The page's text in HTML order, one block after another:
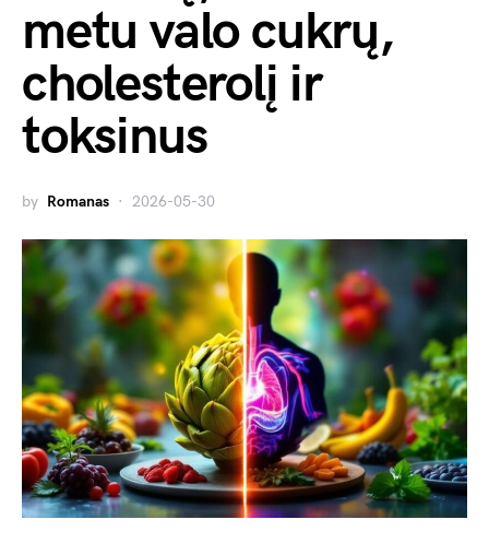
metu valo cukrų,
cholesterolį ir
toksinus
by Romanas 2026-05-30